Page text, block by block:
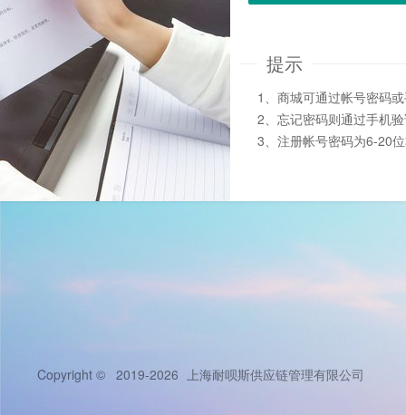
提示
1、商城可通过帐号密码
2、忘记密码则通过手机
3、注册帐号密码为6-20
Copyright © 2019-2026 上海耐呗斯供应链管理有限公司